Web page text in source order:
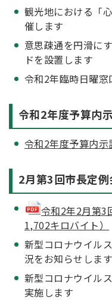
観光地における「
催します
意思疎通を円滑に
ドを設置します
令和2年臨時日曜窓
令和2年度予算内
令和2年度予算内示
2月第3回市長定例
令和2年2月第3
1,702キロバイト）
新型コロナウイル
況をお知らせします
新型コロナウイル
実施します